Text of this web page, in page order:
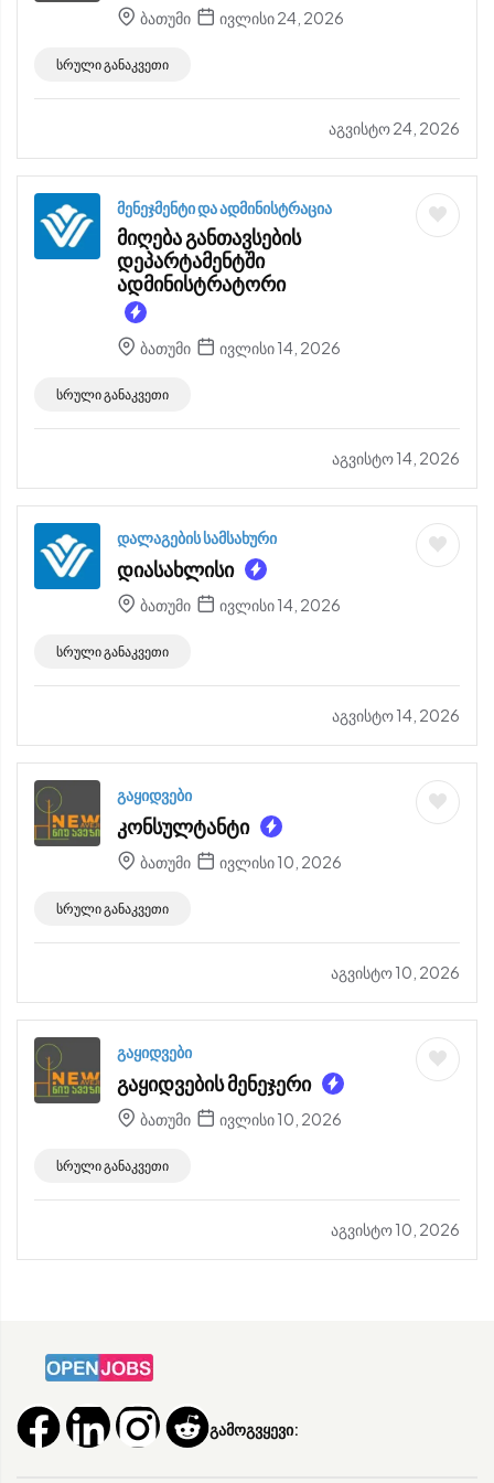
ბათუმი ივლისი 24, 2026
სრული განაკვეთი
აგვისტო 24, 2026
მენეჯმენტი და ადმინისტრაცია
მიღება განთავსების
დეპარტამენტში
ადმინისტრატორი
ბათუმი ივლისი 14, 2026
სრული განაკვეთი
აგვისტო 14, 2026
დალაგების სამსახური
დიასახლისი
ბათუმი ივლისი 14, 2026
სრული განაკვეთი
აგვისტო 14, 2026
გაყიდვები
კონსულტანტი
ბათუმი ივლისი 10, 2026
სრული განაკვეთი
აგვისტო 10, 2026
გაყიდვები
გაყიდვების მენეჯერი
ბათუმი ივლისი 10, 2026
სრული განაკვეთი
აგვისტო 10, 2026
გამოგვყევი: